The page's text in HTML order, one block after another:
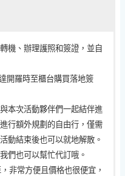
機、辦理護照和簽證，並自
開羅時至櫃台購買落地簽
本次活動夥伴們一起結伴進
行額外規劃的自由行，僅需
動結束後也可以就地解散。
們也可以幫忙代訂哦。
非常方便且價格也很便宜，